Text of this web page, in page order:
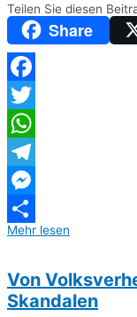
Teilen Sie diesen
Share
Facebook
Twitter
WhatsApp
Telegram
Messenger
Teilen
Mehr lesen
Von
Skandalen